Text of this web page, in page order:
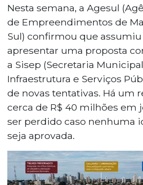
completou 100 anos em
reforma esperada. Três
arquitetônicos foram
Iphan por não respeitarem
complexo tombado onde
A Agesul assumiu a missão
novo anteprojeto no órgão.
milhões em risco, sendo R$
Caixa e R$ 25 milhões do
associação teme a
recursos com o passar do
Nesta semana, a Agesul
de Empreendimentos de
Sul) confirmou que
apresentar uma proposta
a Sisep (Secretaria
Infraestrutura e Serviços
de novas tentativas. Há um
cerca de R$ 40 milhões em
ser perdido caso nenhuma
seja aprovada.